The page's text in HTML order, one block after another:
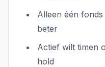
Alleen één
beter
Actief wilt timen
hold